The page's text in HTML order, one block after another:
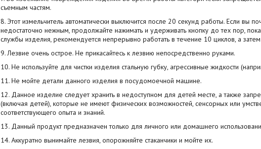
съемным частям.
8. Этот измельчитель автоматически выключится после 20 секунд работы. Если вы
недостаточно нежным, продолжайте нажимать и удерживать кнопку до тех пор,
службы изделия, рекомендуется непрерывно работать в течение 10 циклов, а
9. Лезвие очень острое. Не прикасайтесь к лезвию непосредственно руками.
10. Не используйте для чистки изделия стальную губку, агрессивные жидкости
11. Не мойте детали данного изделия в посудомоечной машине.
12. Данное изделие следует хранить в недоступном для детей месте, а также
(включая детей), которые не имеют физических возможностей, сенсорных или
соответствующего опыта и знаний.
13. Данный продукт предназначен только для личного или домашнего
14. Аккуратно вынимайте лезвия, опорожняйте стаканчики и мойте их.